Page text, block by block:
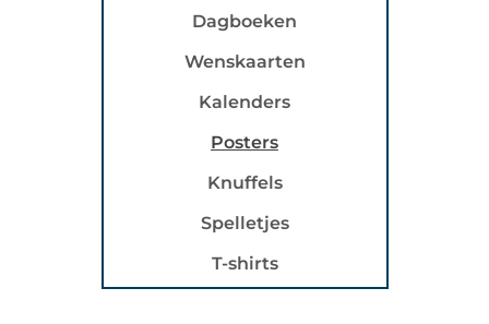
Dagboeken
Wenskaarten
Kalenders
Posters
Knuffels
Spelletjes
T-shirts